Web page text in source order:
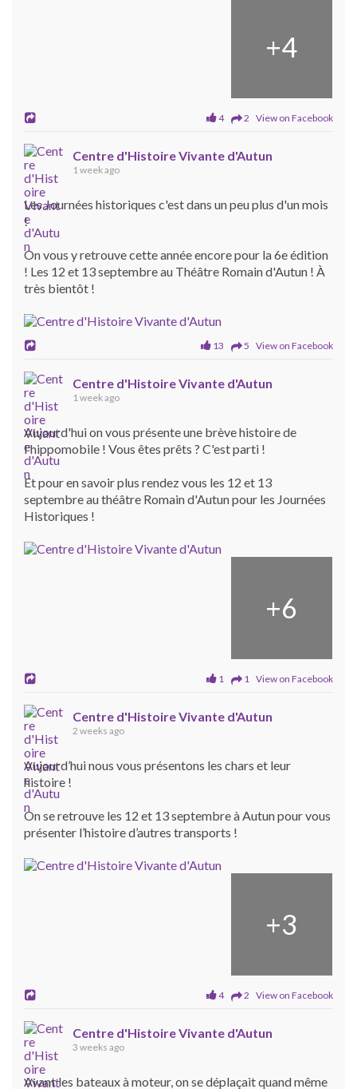
+4
4 2 View on Facebook
Centre d'Histoire Vivante d'Autun
1 week ago
Les Journées historiques c'est dans un peu plus d'un mois
!
On vous y retrouve cette année encore pour la 6e édition
! Les 12 et 13 septembre au Théâtre Romain d'Autun ! À
très bientôt !
13 5 View on Facebook
Centre d'Histoire Vivante d'Autun
1 week ago
Aujourd'hui on vous présente une brève histoire de
l'hippomobile ! Vous êtes prêts ? C'est parti !
Et pour en savoir plus rendez vous les 12 et 13
septembre au théâtre Romain d'Autun pour les Journées
Historiques !
+6
1 1 View on Facebook
Centre d'Histoire Vivante d'Autun
2 weeks ago
Aujourd’hui nous vous présentons les chars et leur
histoire !
On se retrouve les 12 et 13 septembre à Autun pour vous
présenter l’histoire d’autres transports !
+3
4 2 View on Facebook
Centre d'Histoire Vivante d'Autun
3 weeks ago
Avant les bateaux à moteur, on se déplaçait quand même